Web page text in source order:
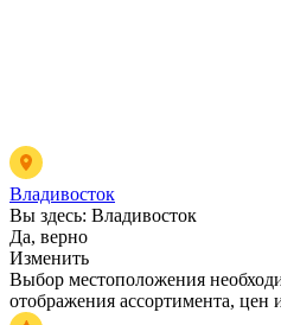
Владивосток
Вы здесь: Владивосток
Да, верно
Изменить
Выбор местоположения
отображения ассортимента, цен